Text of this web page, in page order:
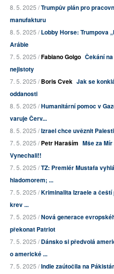
8. 5. 2025 /Trumpův plán pro
manufakturu
8. 5. 2025 /Lobby Horse: Trumpova
Arábie
7. 5. 2025 /Fabiano Golgo Čekání
nejistoty
7. 5. 2025 /Boris Cvek Jak se
oddanosti
8. 5. 2025 /Humanitární pomoc v
varuje Červ...
8. 5. 2025 /Izrael chce uvěznit
7. 5. 2025 /Petr Haraším Mše za
Vynechali!!
7. 5. 2025 /TZ: Premiér Mustafa
hladomorem; ...
7. 5. 2025 /Kriminalita Izraele a
krev ...
7. 5. 2025 /Nová generace
překonat Patriot
7. 5. 2025 /Dánsko si předvolá
o americké ...
7. 5. 2025 /Indie zaútočila na